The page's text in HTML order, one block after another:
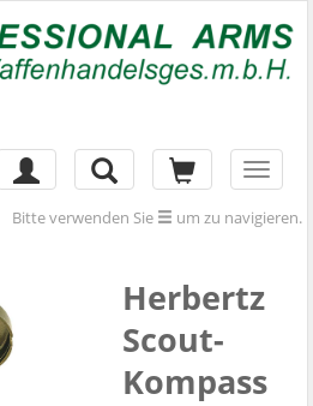
Bitte verwenden Sie um zu navigieren.
Herbertz
Scout-
Kompass